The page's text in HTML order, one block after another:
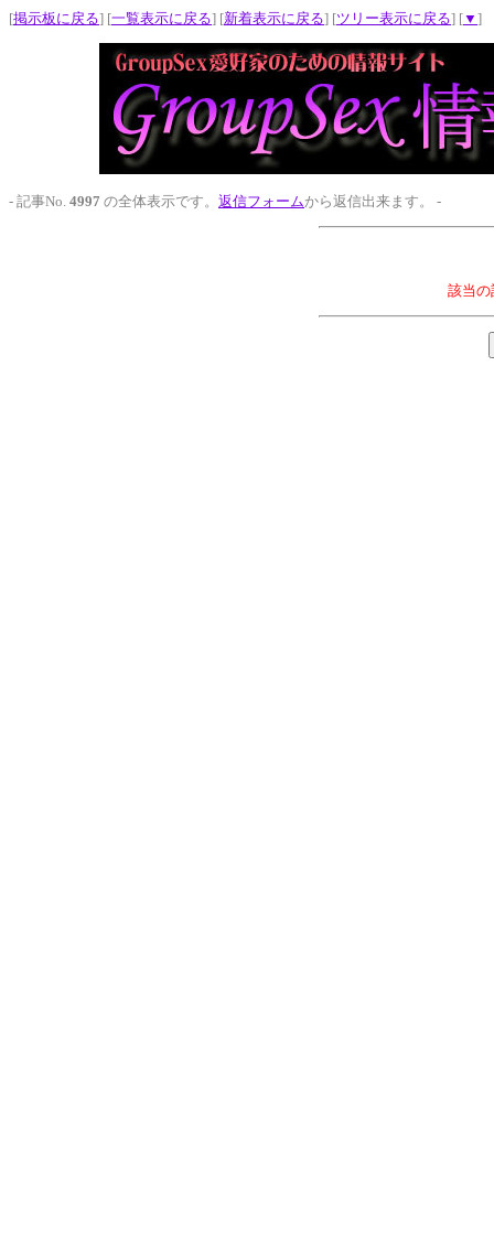
[掲示板に戻る] [一覧表示に戻る] [新着表示に戻る] [ツリー表示に戻る] [▼ ]
- 記事No. 4997 の全体表示です。 返信フォームから返信出来ます。 -
該当の